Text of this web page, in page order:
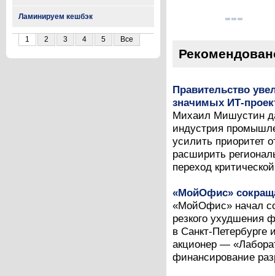
Ламинируем кешбэк
1 2 3 4 5 Все
Правительство
значимых ИТ-
Михаил Мишустин
индустрия
усилить приоритет
расширить
переход
«МойОфис»
«МойОфис» начал
резкого ухудшения
в Санкт-
акционер —
финансирование